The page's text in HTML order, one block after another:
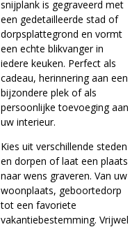
snijplank is gegraveerd met
een gedetailleerde stad of
dorpsplattegrond en vormt
een echte blikvanger in
iedere keuken. Perfect als
cadeau, herinnering aan een
bijzondere plek of als
persoonlijke toevoeging aan
uw interieur.
Kies uit verschillende steden
en dorpen of laat een plaats
naar wens graveren. Van uw
woonplaats, geboortedorp
tot een favoriete
vakantiebestemming. Vrijwel